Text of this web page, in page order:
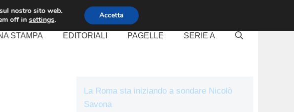
STAMPA EDITORIALI PAGELLE SERIE A
La Roma sta iniziando a sondare Nicolò
Savona
nostro sito web.
off in settings. Accetta